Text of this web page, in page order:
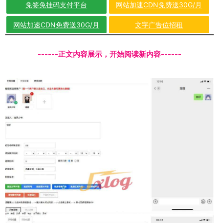
免签免挂码支付平台 网站加速CDN免费送30G/月
网站加速CDN免费送30G/月 文字广告位招租
------正文内容展示，开始阅读新内容------